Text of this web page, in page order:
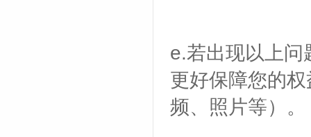
e.若出现以上问
更好保障您的
频、照片等）。